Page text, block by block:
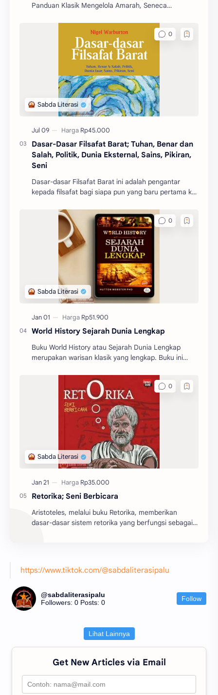
Panduan Klasik Mengelola Amarah, Seneca
mengelola emosi, khus
Dasar-Dasar Filsafat Barat; Tuhan, Benar dan
Salah, Politik, Dunia Eksternal, Sains, Pikiran,
Seni
Dasar-dasar Filsafat Barat ini adalah pengantar
kepada filsafat bagi siapa pun yang baru pertama kali
World History Sejarah Dunia Lengkap
Buku World History atau Sejarah Dunia Lengkap
merupakan warisan klasik yang lengkap. Buku ini
sejarah dunia.
Retorika; Seni Berbicara
Aristoteles, melalui buku Retorika, memberikan
dasar-dasar sistem retorika yang berfungsi sebagai
https://www.tiktok.com/@sabdaliterasipalu
@sabdaliterasipalu
Followers: 0 Posts: 0 Follow
Lihat Lainnya
Get New Articles via Email